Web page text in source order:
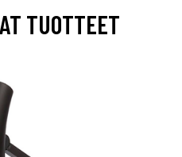
TUOTTEET